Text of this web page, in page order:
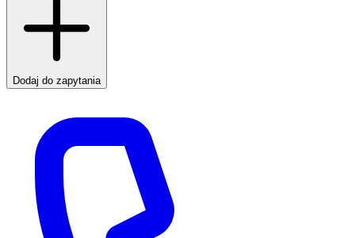
Dodaj do zapytania